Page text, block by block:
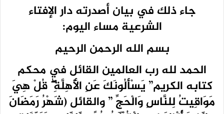
جاء ذلك في بيان أصدرته دار الإفتاء
الشرعية مساء اليوم:
بسم الله الرحمن الرحيم
الحمد لله رب العالمين القائل في محكم
كتابه الكريم” يَسْأَلُونَكَ عَنِ الْأَهِلَّةِ ۖ قُلْ هِيَ
مَوَاقِيتُ لِلنَّاسِ وَالْحَجِّ ” والقائل (شَهْرُ رَمَضَانَ